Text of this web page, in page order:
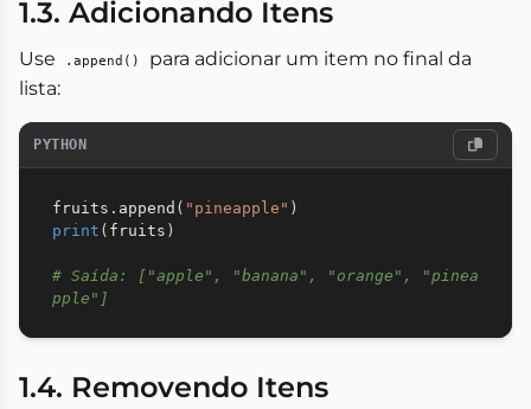
1.3. Adicionando Itens
Use .append()
para adicionar um item no final da
lista:
PYTHON
fruits . append ( "pineapple" )
print ( fruits )
# Saída: ["apple", "banana", "orange", "pinea
pple"]
1.4. Removendo Itens